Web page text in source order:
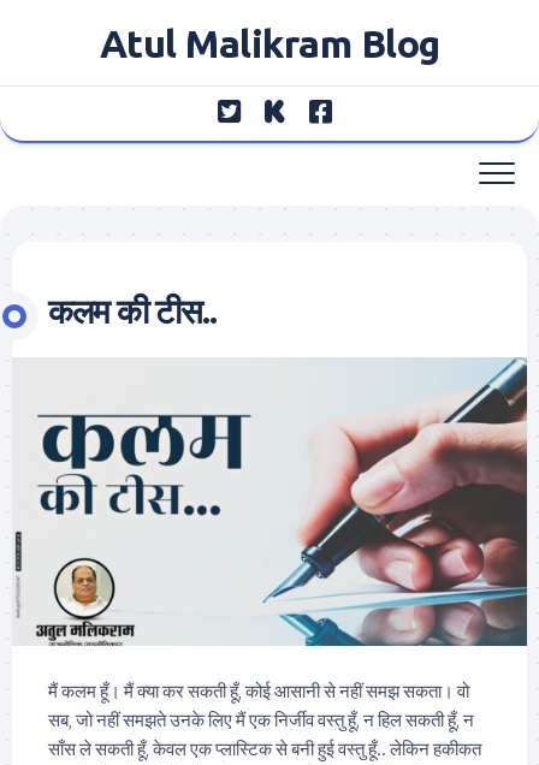
Atul Malikram Blog
कलम की टीस..
मैं कलम हूँ। मैं क्या कर सकती हूँ, कोई आसानी से नहीं समझ सकता। वो
सब, जो नहीं समझते उनके लिए मैं एक निर्जीव वस्तु हूँ, न हिल सकती हूँ, न
साँस ले सकती हूँ, केवल एक प्लास्टिक से बनी हुई वस्तु हूँ.. लेकिन हकीकत